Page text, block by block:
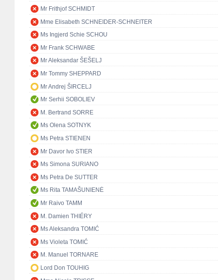
Mr Frithjof SCHMIDT
Mme Elisabeth SCHNEIDER-SCHNEITER
Ms Ingjerd Schie SCHOU
Mr Frank SCHWABE
Mr Aleksandar ŠEŠELJ
Mr Tommy SHEPPARD
Mr Andrej ŠIRCELJ
Mr Serhii SOBOLIEV
M. Bertrand SORRE
Ms Olena SOTNYK
Ms Petra STIENEN
Mr Davor Ivo STIER
Ms Simona SURIANO
Ms Petra De SUTTER
Ms Rita TAMAŠUNIENĖ
Mr Raivo TAMM
M. Damien THIÉRY
Ms Aleksandra TOMIĆ
Ms Violeta TOMIĆ
M. Manuel TORNARE
Lord Don TOUHIG